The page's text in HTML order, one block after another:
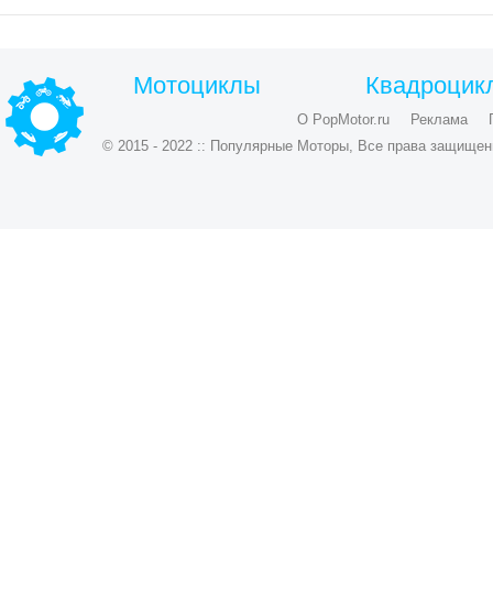
Мотоциклы
О PopMotor.ru Реклама
© 2015 - 2022 :: Популярные Моторы, Все права